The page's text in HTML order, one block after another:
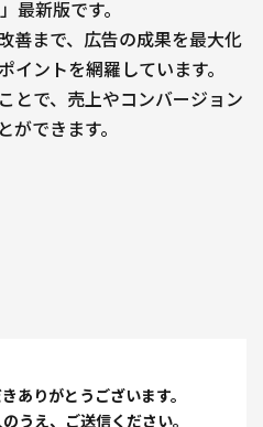
最新版です。
善まで、広告の成果を最大化
ントを網羅しています。
とで、売上やコンバージョン
できます。
ありがとうございます。
うえ、ご送信ください。